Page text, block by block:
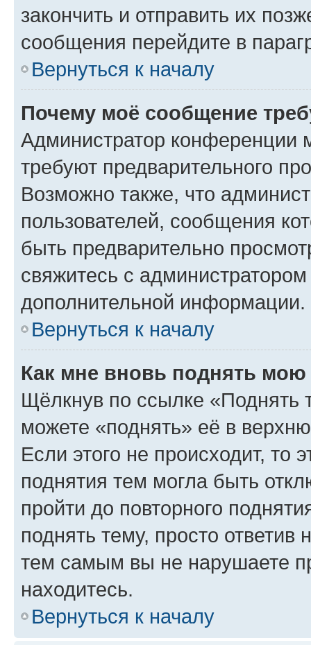
закончить и отправить их
сообщения перейдите в
Вернуться к началу
Почему моё сообщение
Администратор конференции
требуют предварительного
Возможно также, что
пользователей, сообщения
быть предварительно
свяжитесь с
дополнительной информации.
Вернуться к началу
Как мне вновь поднять мою
Щёлкнув по ссылке «Поднять
можете «поднять» её в
Если этого не происходит, то
поднятия тем могла быть
пройти до повторного
поднять тему, просто ответив
тем самым вы не нарушаете
находитесь.
Вернуться к началу